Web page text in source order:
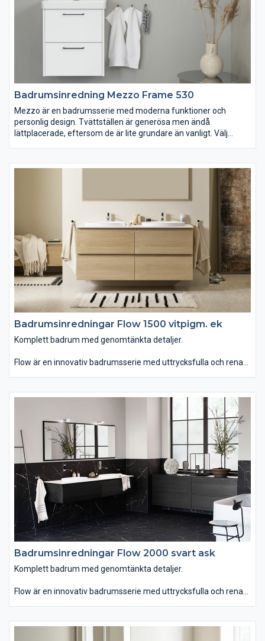
Badrumsinredning Mezzo Frame 530
Mezzo är en badrumsserie med moderna funktioner och
personlig design. Tvättställen är generösa men ändå
lättplacerade, eftersom de är lite grundare än vanligt. Välj
som vill ha ett badrum som kombinerar attraktiv estetik med
robust funktion. 2018 blev Mezzo vald till årets badrum av Elle
Decoration Swedish Design Award. Designad för Vedum av
Badrumsinredningar Flow 1500 vitpigm. ek
Komplett badrum med genomtänkta detaljer.
Flow är en innovativ badrumsserie med uttrycksfulla och rena
ett lite annorlunda uttryck kan du istället välja det
seminedfällda tvättstället Zone i oval eller rund form. Till det
kommer alla förvaringslösningar du kan önska. Passar dig som
vill ha ett komplett badrum med omsorgsfullt genomtänkta
detaljer.
Badrumsinredningar Flow 2000 svart ask
Komplett badrum med genomtänkta detaljer.
Flow är en innovativ badrumsserie med uttrycksfulla och rena
ett lite annorlunda uttryck kan du istället välja det